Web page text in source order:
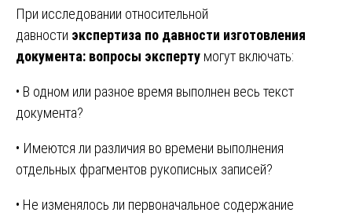
При исследовании относительной
давности экспертиза по давности изготовления
документа: вопросы эксперту могут включать:
• В одном или разное время выполнен весь текст
документа?
• Имеются ли различия во времени выполнения
отдельных фрагментов рукописных записей?
• Не изменялось ли первоначальное содержание